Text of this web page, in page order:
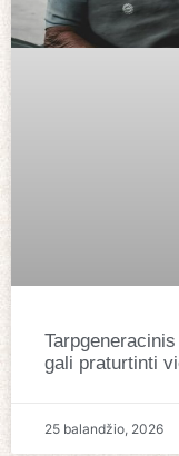
gali praturtinti
25 balandžio, 2026